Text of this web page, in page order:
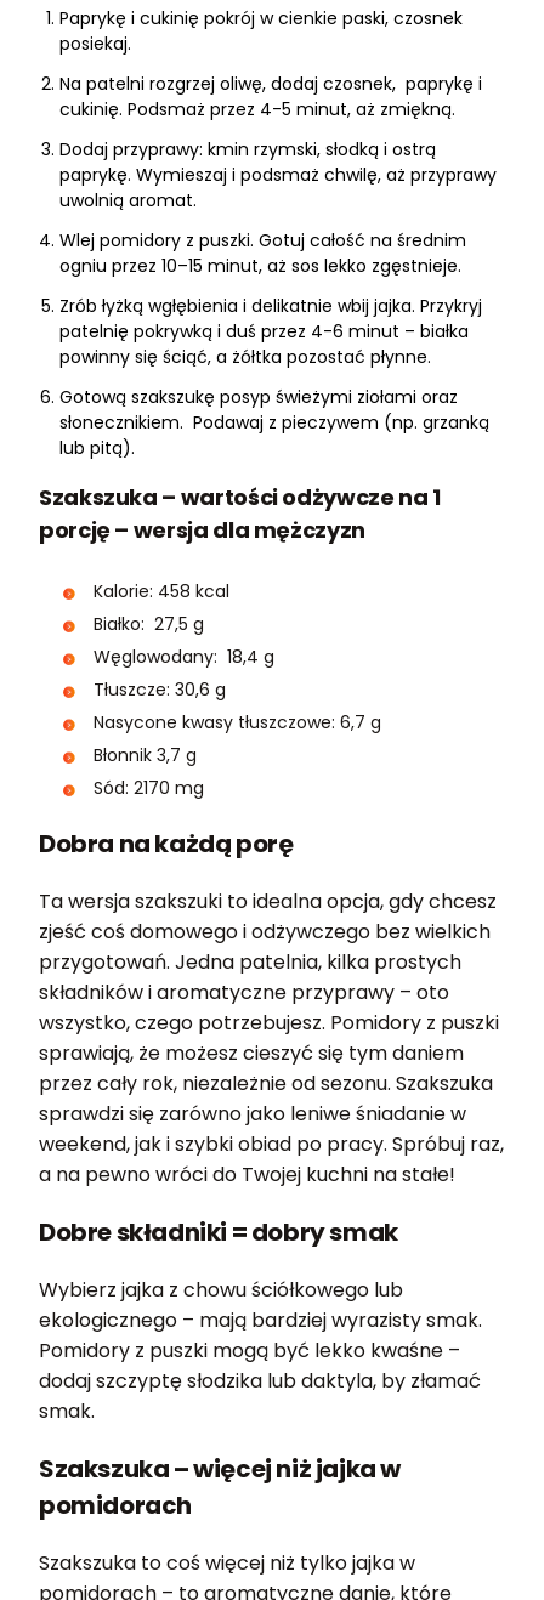
Paprykę i cukinię pokrój w cienkie paski, czosnek
posiekaj.
Na patelni rozgrzej oliwę, dodaj czosnek, paprykę i
cukinię. Podsmaż przez 4-5 minut, aż zmiękną.
Dodaj przyprawy: kmin rzymski, słodką i ostrą
paprykę. Wymieszaj i podsmaż chwilę, aż przyprawy
uwolnią aromat.
Wlej pomidory z puszki. Gotuj całość na średnim
ogniu przez 10–15 minut, aż sos lekko zgęstnieje.
Zrób łyżką wgłębienia i delikatnie wbij jajka. Przykryj
patelnię pokrywką i duś przez 4-6 minut – białka
powinny się ściąć, a żółtka pozostać płynne.
Gotową szakszukę posyp świeżymi ziołami oraz
słonecznikiem. Podawaj z pieczywem (np. grzanką
lub pitą).
Szakszuka – wartości odżywcze na 1
porcję – wersja dla mężczyzn
Kalorie: 458 kcal
Białko: 27,5 g
Węglowodany: 18,4 g
Tłuszcze: 30,6 g
Nasycone kwasy tłuszczowe: 6,7 g
Błonnik 3,7 g
Sód: 2170 mg
Dobra na każdą porę
Ta wersja szakszuki to idealna opcja, gdy chcesz
zjeść coś domowego i odżywczego bez wielkich
przygotowań. Jedna patelnia, kilka prostych
składników i aromatyczne przyprawy – oto
wszystko, czego potrzebujesz. Pomidory z puszki
sprawiają, że możesz cieszyć się tym daniem
przez cały rok, niezależnie od sezonu. Szakszuka
sprawdzi się zarówno jako leniwe śniadanie w
weekend, jak i szybki obiad po pracy. Spróbuj raz,
a na pewno wróci do Twojej kuchni na stałe!
Dobre składniki = dobry smak
Wybierz jajka z chowu ściółkowego lub
ekologicznego – mają bardziej wyrazisty smak.
Pomidory z puszki mogą być lekko kwaśne –
dodaj szczyptę słodzika lub daktyla, by złamać
smak.
Szakszuka – więcej niż jajka w
pomidorach
Szakszuka to coś więcej niż tylko jajka w
pomidorach – to aromatyczne danie, które